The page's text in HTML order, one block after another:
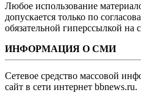
Любое использование
допускается только по
обязательной гиперссылкой на
ИНФОРМАЦИЯ О СМИ
Сетевое средство массовой
сайт в сети интернет bbnews.ru.